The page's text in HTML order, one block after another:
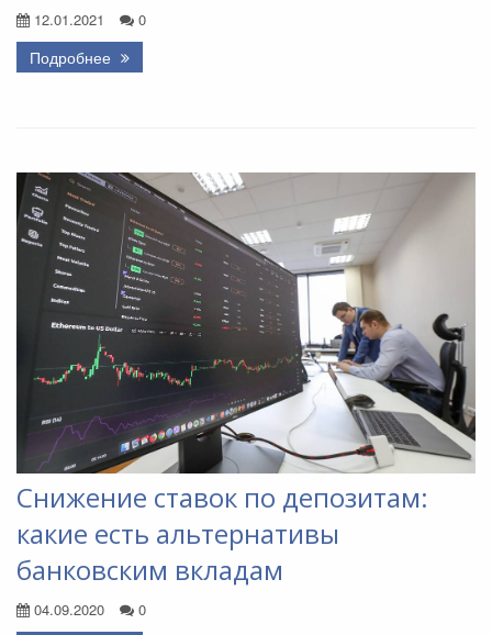
12.01.2021 0
Подробнее
Снижение ставок по депозитам:
какие есть альтернативы
банковским вкладам
04.09.2020 0